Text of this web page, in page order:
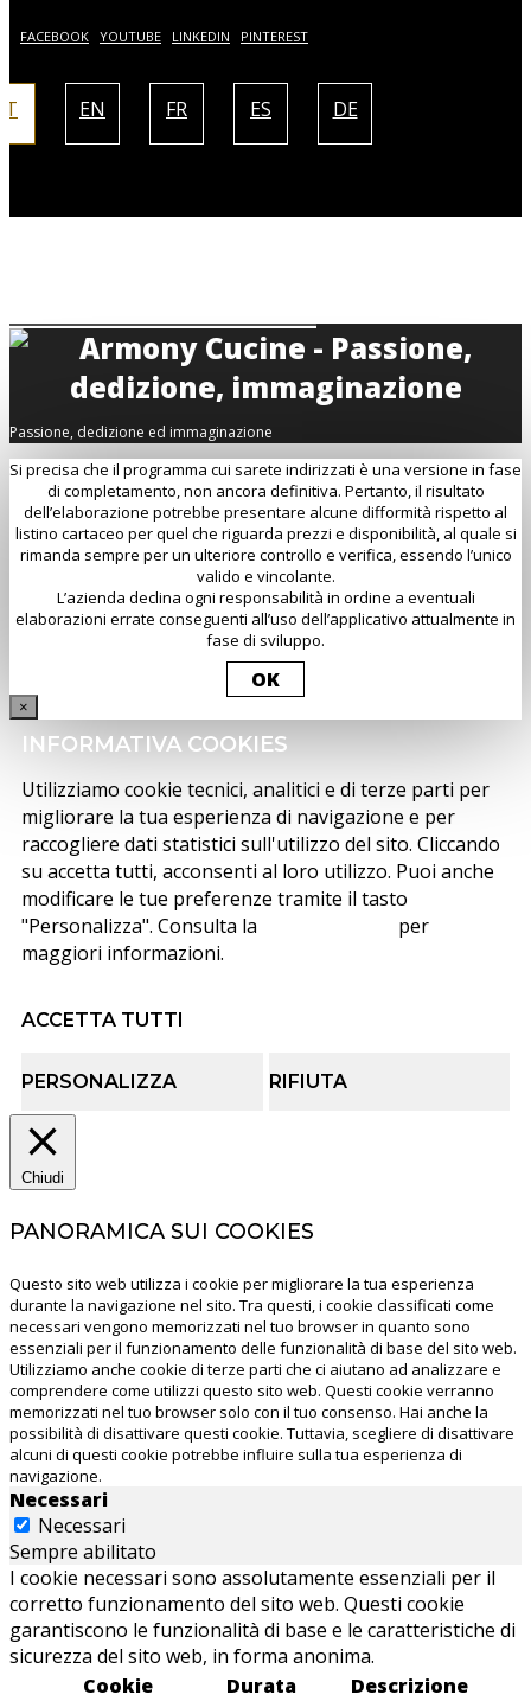
FACEBOOK YOUTUBE LINKEDIN PINTEREST
IT EN FR ES DE
Passione, dedizione ed immaginazione
Si precisa che il programma cui sarete indirizzati è una versione in fase
di completamento, non ancora definitiva. Pertanto, il risultato
dell’elaborazione potrebbe presentare alcune difformità rispetto al
listino cartaceo per quel che riguarda prezzi e disponibilità, al quale si
rimanda sempre per un ulteriore controllo e verifica, essendo l’unico
valido e vincolante.
L’azienda declina ogni responsabilità in ordine a eventuali
elaborazioni errate conseguenti all’uso dell’applicativo attualmente in
fase di sviluppo.
OK
×
INFORMATIVA COOKIES
Utilizziamo cookie tecnici, analitici e di terze parti per
migliorare la tua esperienza di navigazione e per
raccogliere dati statistici sull'utilizzo del sito. Cliccando
su accetta tutti, acconsenti al loro utilizzo. Puoi anche
modificare le tue preferenze tramite il tasto
"Personalizza". Consulta la
per
maggiori informazioni.
ACCETTA TUTTI
PERSONALIZZA RIFIUTA
Chiudi
PANORAMICA SUI COOKIES
Questo sito web utilizza i cookie per migliorare la tua esperienza
durante la navigazione nel sito. Tra questi, i cookie classificati come
necessari vengono memorizzati nel tuo browser in quanto sono
essenziali per il funzionamento delle funzionalità di base del sito web.
Utilizziamo anche cookie di terze parti che ci aiutano ad analizzare e
comprendere come utilizzi questo sito web. Questi cookie verranno
memorizzati nel tuo browser solo con il tuo consenso. Hai anche la
possibilità di disattivare questi cookie. Tuttavia, scegliere di disattivare
alcuni di questi cookie potrebbe influire sulla tua esperienza di
navigazione.
Necessari
Necessari
Sempre abilitato
I cookie necessari sono assolutamente essenziali per il
corretto funzionamento del sito web. Questi cookie
garantiscono le funzionalità di base e le caratteristiche di
sicurezza del sito web, in forma anonima.
Cookie
Durata Descrizione